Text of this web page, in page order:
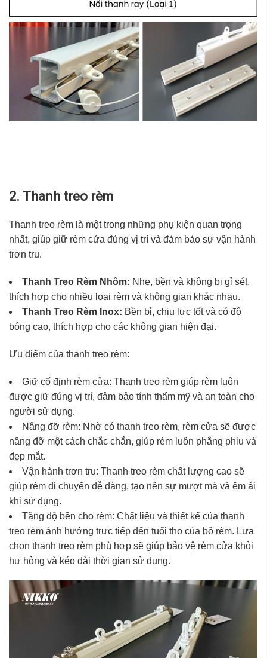
2. Thanh treo rèm
Thanh treo rèm là một trong những phụ kiện quan trọng
nhất, giúp giữ rèm cửa đúng vị trí và đảm bảo sự vận hành
trơn tru.
Thanh Treo Rèm Nhôm: Nhẹ, bền và không bị gỉ sét,
thích hợp cho nhiều loại rèm và không gian khác nhau.
Thanh Treo Rèm Inox: Bền bỉ, chịu lực tốt và có độ
bóng cao, thích hợp cho các không gian hiện đại.
Ưu điểm của thanh treo rèm:
Giữ cố định rèm cửa: Thanh treo rèm giúp rèm luôn
được giữ đúng vị trí, đảm bảo tính thẩm mỹ và an toàn cho
người sử dụng.
Nâng đỡ rèm: Nhờ có thanh treo rèm, rèm cửa sẽ được
nâng đỡ một cách chắc chắn, giúp rèm luôn phẳng phiu và
đẹp mắt.
Vận hành trơn tru: Thanh treo rèm chất lượng cao sẽ
giúp rèm di chuyển dễ dàng, tạo nên sự mượt mà và êm ái
khi sử dụng.
Tăng độ bền cho rèm: Chất liệu và thiết kế của thanh
treo rèm ảnh hưởng trực tiếp đến tuổi thọ của bộ rèm. Lựa
chọn thanh treo rèm phù hợp sẽ giúp bảo vệ rèm cửa khỏi
hư hỏng và kéo dài thời gian sử dụng.